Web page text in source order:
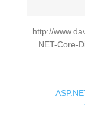
http://
NET-Core-